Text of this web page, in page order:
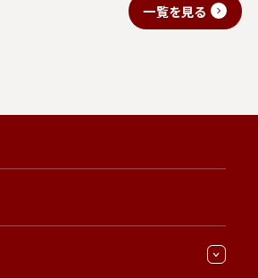
一覧を見る